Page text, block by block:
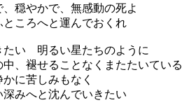
穏やかで、無感動の死よ
ところへと運んでおくれ
たい 明るい星たちのように
、褪せることなくまたたいている
に苦しみもなく
みへと沈んでいきたい